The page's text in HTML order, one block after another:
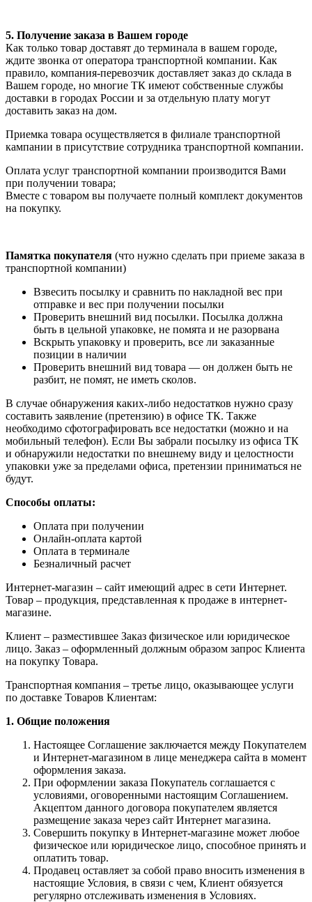
5. Получение заказа в Вашем городе
Как только товар доставят до терминала в вашем городе,
ждите звонка от оператора транспортной компании. Как
правило, компания-перевозчик доставляет заказ до склада в
Вашем городе, но многие ТК имеют собственные службы
доставки в городах России и за отдельную плату могут
доставить заказ на дом.
Приемка товара осуществляется в филиале транспортной
кампании в присутствие сотрудника транспортной компании.
Оплата услуг транспортной компании производится Вами
при получении товара;
Вместе с товаром вы получаете полный комплект документов
на покупку.
Памятка покупателя (что нужно сделать при приеме заказа в
транспортной компании)
Взвесить посылку и сравнить по накладной вес при
отправке и вес при получении посылки
Проверить внешний вид посылки. Посылка должна
быть в цельной упаковке, не помята и не разорвана
Вскрыть упаковку и проверить, все ли заказанные
позиции в наличии
Проверить внешний вид товара — он должен быть не
разбит, не помят, не иметь сколов.
В случае обнаружения каких-либо недостатков нужно сразу
составить заявление (претензию) в офисе ТК. Также
необходимо сфотографировать все недостатки (можно и на
мобильный телефон). Если Вы забрали посылку из офиса ТК
и обнаружили недостатки по внешнему виду и целостности
упаковки уже за пределами офиса, претензии приниматься не
будут.
Способы оплаты:
Оплата при получении
Онлайн-оплата картой
Оплата в терминале
Безналичный расчет
Интернет-магазин – сайт имеющий адрес в сети Интернет.
Товар – продукция, представленная к продаже в интернет-
магазине.
Клиент – разместившее Заказ физическое или юридическое
лицо. Заказ – оформленный должным образом запрос Клиента
на покупку Товара.
Транспортная компания – третье лицо, оказывающее услуги
по доставке Товаров Клиентам:
1. Общие положения
Настоящее Соглашение заключается между Покупателем
и Интернет-магазином в лице менеджера сайта в момент
оформления заказа.
При оформлении заказа Покупатель соглашается с
условиями, оговоренными настоящим Соглашением.
Акцептом данного договора покупателем является
размещение заказа через сайт Интернет магазина.
Совершить покупку в Интернет-магазине может любое
физическое или юридическое лицо, способное принять и
оплатить товар.
Продавец оставляет за собой право вносить изменения в
настоящие Условия, в связи с чем, Клиент обязуется
регулярно отслеживать изменения в Условиях.